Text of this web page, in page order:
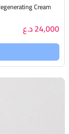
24,000 د.ع